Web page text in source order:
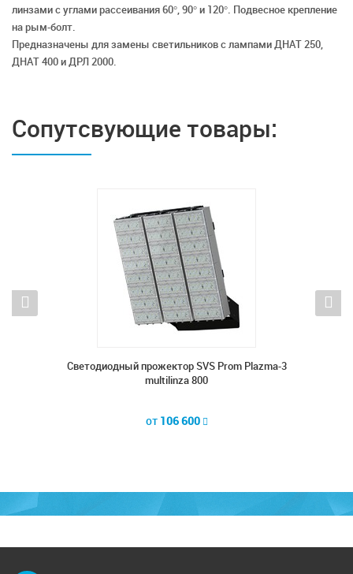
линзами с углами рассеивания 60°, 90° и 120°. Подвесное крепление
на рым-болт.
Предназначены для замены светильников с лампами ДНАТ 250,
ДНАТ 400 и ДРЛ 2000.
Сопутсвующие товары:
Светодиодный прожектор SVS Prom Plazma-3
multilinza 800
от 106 600